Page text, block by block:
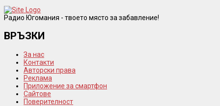
Радио Югомания - твоето място за забавление!
ВРЪЗКИ
За нас
Контакти
Авторски права
Реклама
Приложение за смартфон
Сайтове
Поверителност